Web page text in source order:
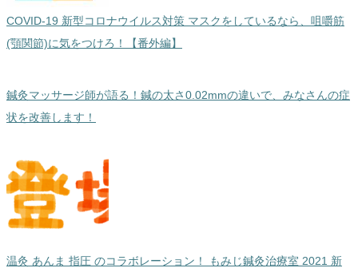
COVID-19 新型コロナウイルス対策 マスクをしているなら、咀嚼筋
(顎関節)に気をつけろ！【番外編】
鍼灸マッサージ師が語る！鍼の太さ0.02mmの違いで、みなさんの症
状を改善します！
温灸 あんま 指圧 のコラボレーション！ もみじ鍼灸治療室 2021 新